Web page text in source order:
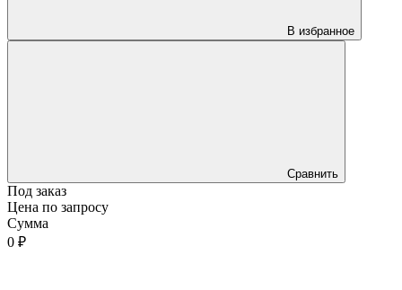
В избранное
Сравнить
Под заказ
Цена по запросу
Сумма
0 ₽